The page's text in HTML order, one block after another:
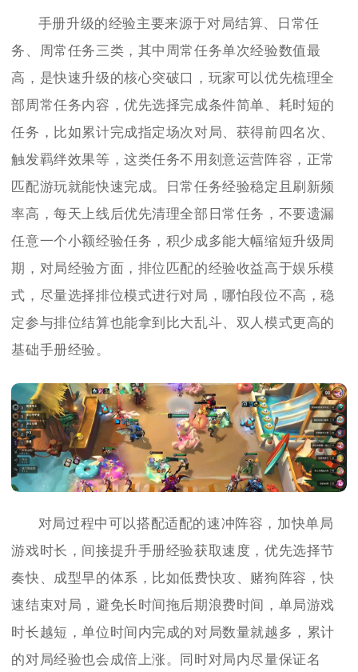
手册升级的经验主要来源于对局结算、日常任
务、周常任务三类，其中周常任务单次经验数值最
高，是快速升级的核心突破口，玩家可以优先梳理全
部周常任务内容，优先选择完成条件简单、耗时短的
任务，比如累计完成指定场次对局、获得前四名次、
触发羁绊效果等，这类任务不用刻意运营阵容，正常
匹配游玩就能快速完成。日常任务经验稳定且刷新频
率高，每天上线后优先清理全部日常任务，不要遗漏
任意一个小额经验任务，积少成多能大幅缩短升级周
期，对局经验方面，排位匹配的经验收益高于娱乐模
式，尽量选择排位模式进行对局，哪怕段位不高，稳
定参与排位结算也能拿到比大乱斗、双人模式更高的
基础手册经验。
对局过程中可以搭配适配的速冲阵容，加快单局
游戏时长，间接提升手册经验获取速度，优先选择节
奏快、成型早的体系，比如低费快攻、赌狗阵容，快
速结束对局，避免长时间拖后期浪费时间，单局游戏
时长越短，单位时间内完成的对局数量就越多，累计
的对局经验也会成倍上涨。同时对局内尽量保证名